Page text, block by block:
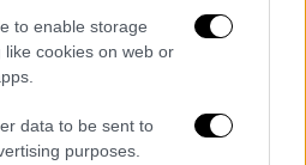
to enable storage
cookies on web or
data to be sent to
purposes.
είναι οι
τις δεξιότητες
συμπολίτες μας
«Είναι ενδεικτικό